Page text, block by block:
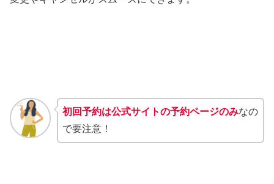
初回予約は公式サイトの予約ページのみなの
で要注意！